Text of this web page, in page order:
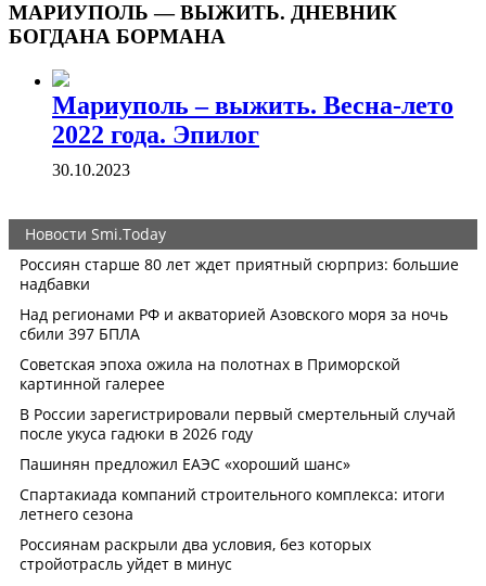
МАРИУПОЛЬ — ВЫЖИТЬ. ДНЕВНИК
БОГДАНА БОРМАНА
Мариуполь – выжить. Весна-лето
2022 года. Эпилог
30.10.2023